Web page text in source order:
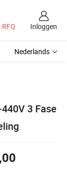
Inloggen
Nederlands
3 Fase